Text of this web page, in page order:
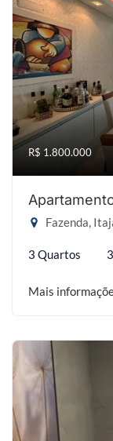
R$ 1.800.000
Fazenda,
3 Quartos
Mais